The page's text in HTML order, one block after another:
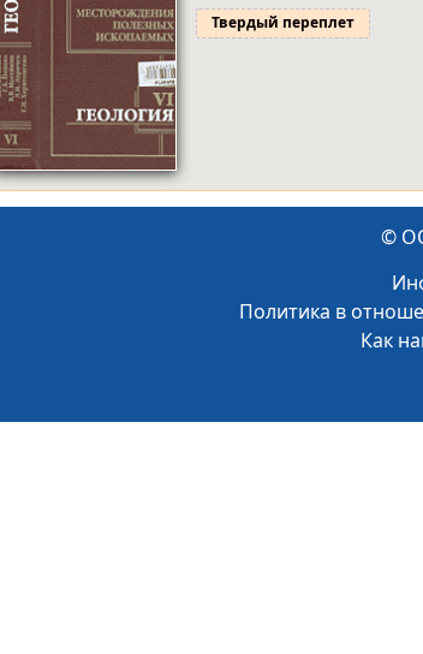
Твердый переплет
©
Политика в
Как